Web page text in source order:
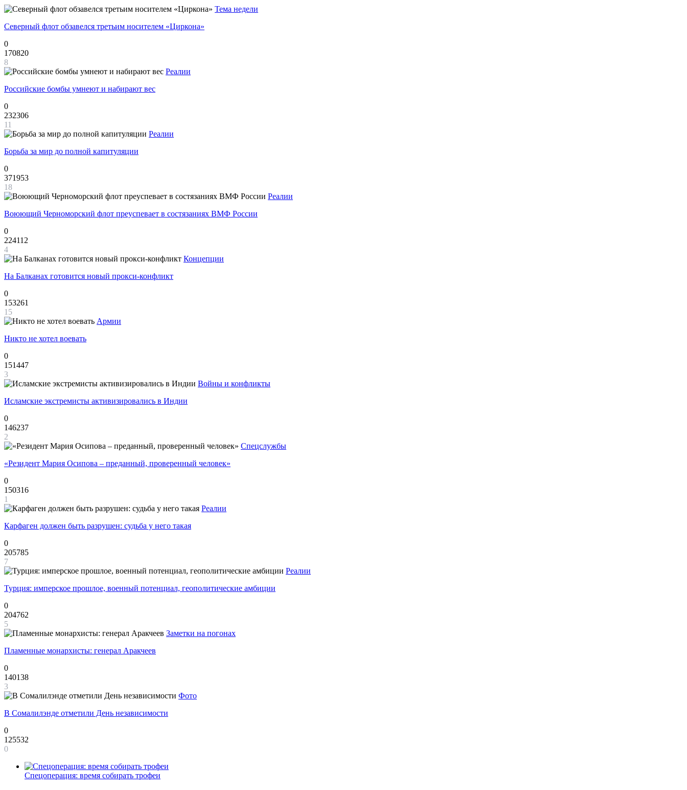
Тема недели
Северный флот обзавелся третьим носителем «Циркона»
0
170820
8
Реалии
Российские бомбы умнеют и набирают вес
0
232306
11
Реалии
Борьба за мир до полной капитуляции
0
371953
18
Реалии
Воюющий Черноморский флот преуспевает в состязаниях ВМФ России
0
224112
4
Концепции
На Балканах готовится новый прокси-конфликт
0
153261
15
Армии
Никто не хотел воевать
0
151447
3
Войны и конфликты
Исламские экстремисты активизировались в Индии
0
146237
2
Спецслужбы
«Резидент Мария Осипова – преданный, проверенный человек»
0
150316
1
Реалии
Карфаген должен быть разрушен: судьба у него такая
0
205785
7
Реалии
Турция: имперское прошлое, военный потенциал, геополитические амбиции
0
204762
5
Заметки на погонах
Пламенные монархисты: генерал Аракчеев
0
140138
3
Фото
В Сомалилэнде отметили День независимости
0
125532
0
Спецоперация: время собирать трофеи